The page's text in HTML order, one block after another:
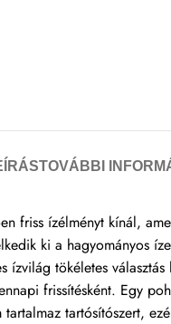
TOVÁBBI
friss ízélményt kínál,
ki a hagyományos
ízvilág tökéletes
frissítésként. Egy
tartósítószert,